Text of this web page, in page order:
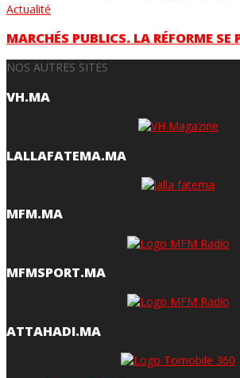
Actualité
MARCHÉS PUBLICS. LA RÉFORME SE
NOS AUTRES SITES
VH.MA
LALLAFATEMA.MA
MFM.MA
MFMSPORT.MA
ATTAHADI.MA